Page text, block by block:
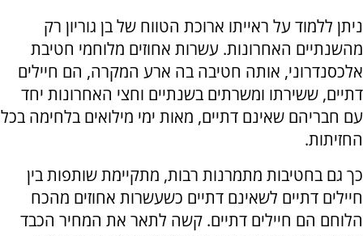
ניתן ללמוד על ראייתו ארוכת הטווח של בן גוריון רק
מהשנתיים האחרונות. עשרות אחוזים מלוחמי חטיבת
אלכסנדרוני, אותה חטיבה בה ארע המקרה, הם חיילים
דתיים, ששירתו ומשרתים בשנתיים וחצי האחרונות יחד
עם חבריהם שאינם דתיים, מאות ימי מילואים בלחימה בכל
החזיתות.
כך גם בחטיבות מתמרנות רבות, מתקיימת שותפות בין
חיילים דתיים לשאינם דתיים כשעשרות אחוזים מהכח
הלוחם הם חיילים דתיים. קשה לתאר את המחיר הכבד